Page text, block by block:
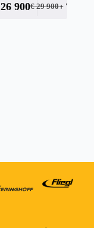
€29 900
26 900 + TVA